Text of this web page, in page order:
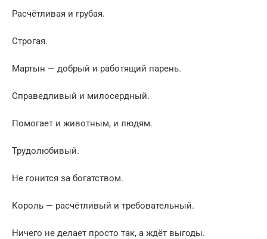
Расчётливая и грубая.
Строгая.
Мартын — добрый и работящий парень.
Справедливый и милосердный.
Помогает и животным, и людям.
Трудолюбивый.
Не гонится за богатством.
Король — расчётливый и требовательный.
Ничего не делает просто так, а ждёт выгоды.